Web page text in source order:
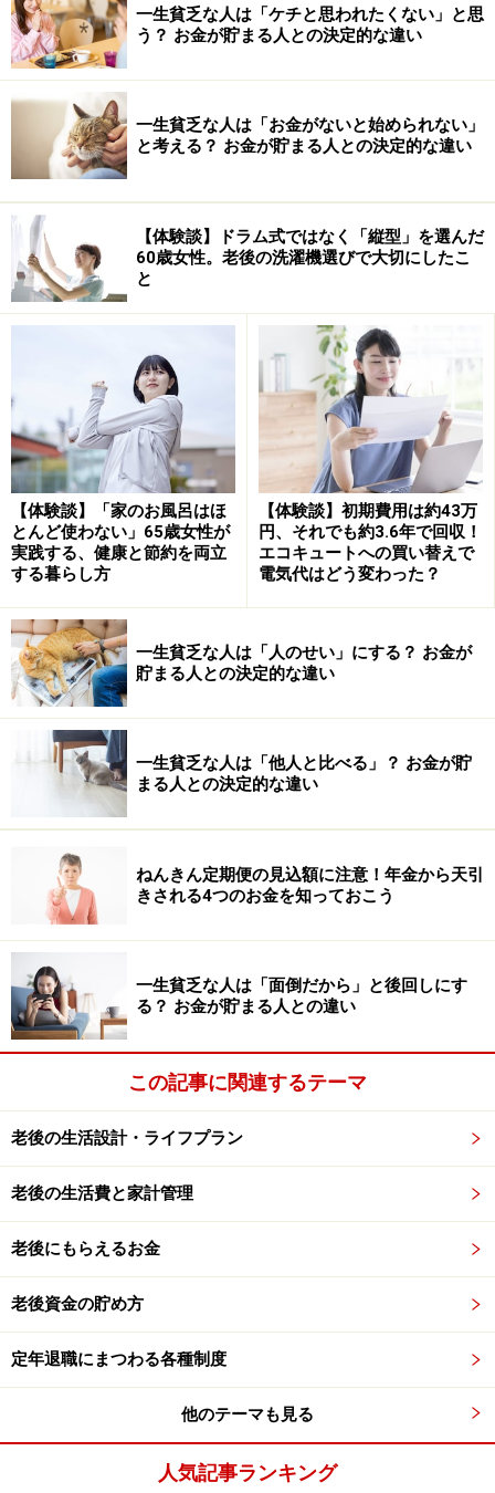
でも後ろ倒しにしようということです。
この、プレ老後ともいえる時期は、就労収入と公的年金
で生活費をやりくりし、貯蓄を取り崩さないことを心が
けます。まず、減らさないということですね。
そして、就労収入が多い場合は、公的年金で足りない分
以外を貯蓄に回します。もちろん、「余ったら貯蓄」で
は余らないことが常なので、お金をもらったらすぐに貯
蓄用の口座に入れます。毎月、就労収入のいくら、また
は何割など、積立額や割合を決めて貯蓄するのもいいで
しょう。
もちろんコロナウイルスの影響で、予定していた定年後
の働き方が難しくなったという人もいるはず。しかし、
一方でリモートワークの拡大という新しい形も生まれま
した。無理は禁物ですが、創意工夫とあきらめず探して
いく気持ちは必要だと思います。
本格的な老後は貯蓄を取り崩しながら生活
する
こうして、貯蓄を継続し、少しでも老後資金を増やしま
すが、いずれ第二段階に入ります。
働き続けていても、いずれは、大病をした、大ケガをし
た、何となく働きたくなくなった、パートナーの介護が
必要になったなど、体力・気力の衰えや家庭の事情で、
働きたくても働けなくなるときがやってきます。ここか
らが本格的な老後です。この時期から亡くなるまで、貯
蓄を取り崩しながら生活していくことになります。
老後資金が潤沢に貯まっている人は別ですが、そうでは
ない人は、あまり贅沢はせず、老後資金が枯渇しないよ
うに暮らしましょう。本格的な老後の期間をできるだけ
一生貧乏な人は「ケチと思われたくない」と思
う？ お金が貯まる人との決定的な違い
一生貧乏な人は「お金がないと始められない」
と考える？ お金が貯まる人との決定的な違い
【体験談】ドラム式ではなく「縦型」を選んだ
60歳女性。老後の洗濯機選びで大切にしたこ
と
【体験談】「家のお風呂はほ
とんど使わない」65歳女性が
実践する、健康と節約を両立
する暮らし方
【体験談】初期費用は約43万
円、それでも約3.6年で回収！
エコキュートへの買い替えで
電気代はどう変わった？
一生貧乏な人は「人のせい」にする？ お金が
貯まる人との決定的な違い
一生貧乏な人は「他人と比べる」？ お金が貯
まる人との決定的な違い
ねんきん定期便の見込額に注意！年金から天引
きされる4つのお金を知っておこう
一生貧乏な人は「面倒だから」と後回しにす
る？ お金が貯まる人との違い
この記事に関連するテーマ
老後の生活設計・ライフプラン
老後の生活費と家計管理
老後にもらえるお金
老後資金の貯め方
定年退職にまつわる各種制度
他のテーマも見る
人気記事ランキング